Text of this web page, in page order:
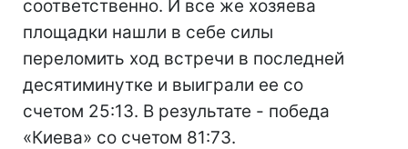
соответственно. И все же хозяева
площадки нашли в себе силы
переломить ход встречи в последней
десятиминутке и выиграли ее со
счетом 25:13. В результате - победа
«Киева» со счетом 81:73.